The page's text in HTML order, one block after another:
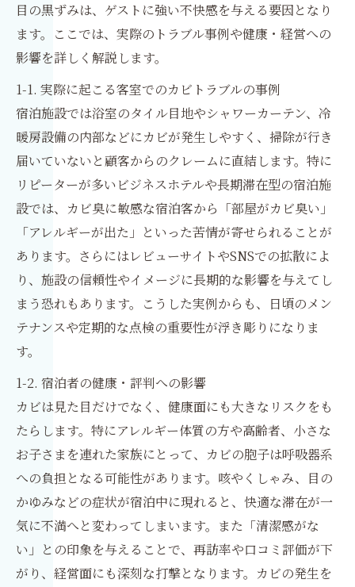
目の黒ずみは、ゲストに強い不快感を与える要因となり
ます。ここでは、実際のトラブル事例や健康・経営への
影響を詳しく解説します。
1-1. 実際に起こる客室でのカビトラブルの事例
宿泊施設では浴室のタイル目地やシャワーカーテン、冷
暖房設備の内部などにカビが発生しやすく、掃除が行き
届いていないと顧客からのクレームに直結します。特に
リピーターが多いビジネスホテルや長期滞在型の宿泊施
設では、カビ臭に敏感な宿泊客から「部屋がカビ臭い」
「アレルギーが出た」といった苦情が寄せられることが
あります。さらにはレビューサイトやSNSでの拡散によ
り、施設の信頼性やイメージに長期的な影響を与えてし
まう恐れもあります。こうした実例からも、日頃のメン
テナンスや定期的な点検の重要性が浮き彫りになりま
す。
1-2. 宿泊者の健康・評判への影響
カビは見た目だけでなく、健康面にも大きなリスクをも
たらします。特にアレルギー体質の方や高齢者、小さな
お子さまを連れた家族にとって、カビの胞子は呼吸器系
への負担となる可能性があります。咳やくしゃみ、目の
かゆみなどの症状が宿泊中に現れると、快適な滞在が一
気に不満へと変わってしまいます。また「清潔感がな
い」との印象を与えることで、再訪率や口コミ評価が下
がり、経営面にも深刻な打撃となります。カビの発生を